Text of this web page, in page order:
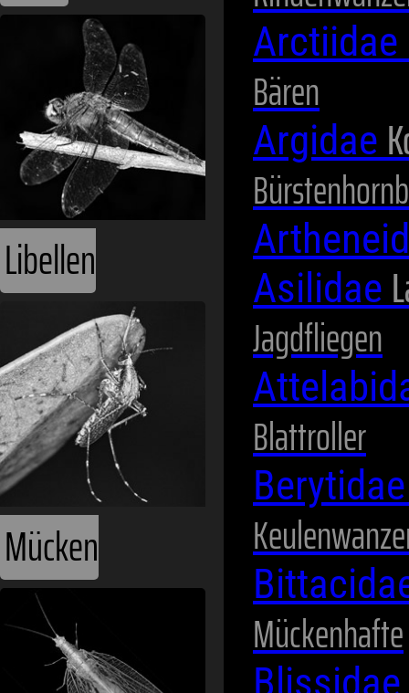
Libellen
Mücken
Arctiidae
Bären
Argidae
Asilidae
Jagdfliegen
Blattroller
Mückenhafte
Blissidae